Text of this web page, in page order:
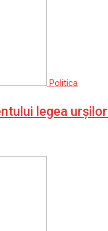
Politica
legea